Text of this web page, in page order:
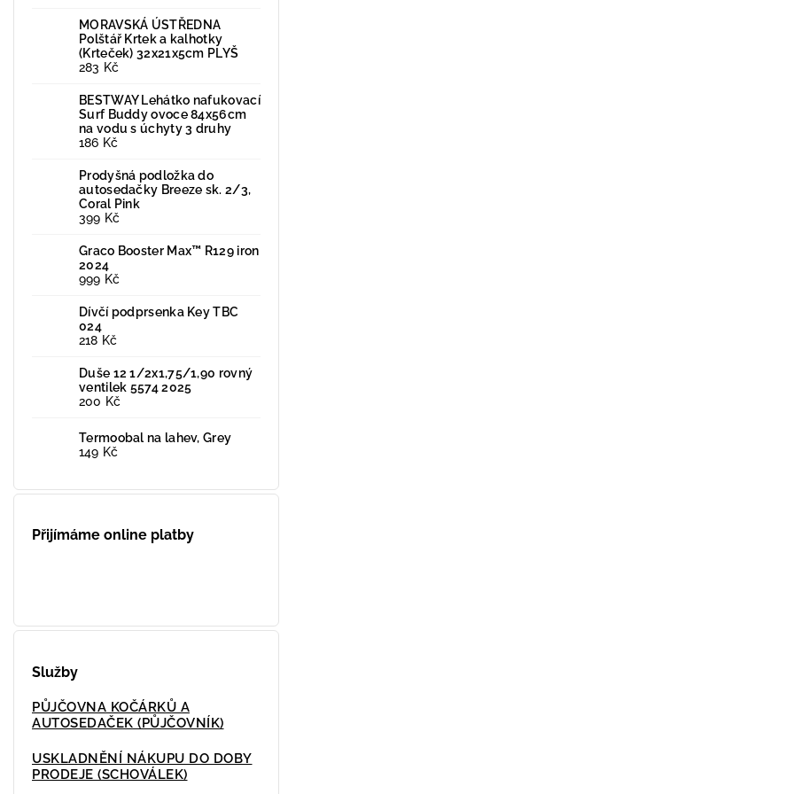
MORAVSKÁ ÚSTŘEDNA
Polštář Krtek a kalhotky
(Krteček) 32x21x5cm PLYŠ
283 Kč
BESTWAY Lehátko nafukovací
Surf Buddy ovoce 84x56cm
na vodu s úchyty 3 druhy
186 Kč
Prodyšná podložka do
autosedačky Breeze sk. 2/3,
Coral Pink
399 Kč
Graco Booster Max™ R129 iron
2024
999 Kč
Dívčí podprsenka Key TBC
024
218 Kč
Duše 12 1/2x1,75/1,90 rovný
ventilek 5574 2025
200 Kč
Termoobal na lahev, Grey
149 Kč
Přijímáme online platby
Služby
PŮJČOVNA KOČÁRKŮ A
AUTOSEDAČEK (PŮJČOVNÍK)
USKLADNĚNÍ NÁKUPU DO DOBY
PRODEJE (SCHOVÁLEK)